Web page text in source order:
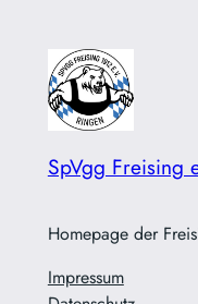
SpVgg Freising
Homepage der
Impressum